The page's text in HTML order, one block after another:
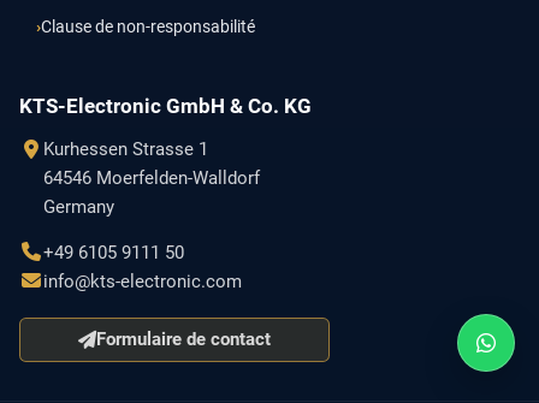
Clause de non-responsabilité
KTS-Electronic GmbH & Co. KG
Kurhessen Strasse 1
64546 Moerfelden-Walldorf
Germany
+49 6105 9111 50
info@kts-electronic.com
Formulaire de contact